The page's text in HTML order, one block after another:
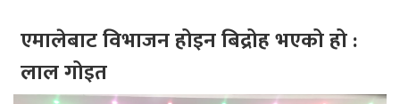
एमालेबाट विभाजन होइन बिद्रोह भएको हो :
लाल गोइत